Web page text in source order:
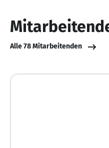
Alle 78 Mitarbeitenden